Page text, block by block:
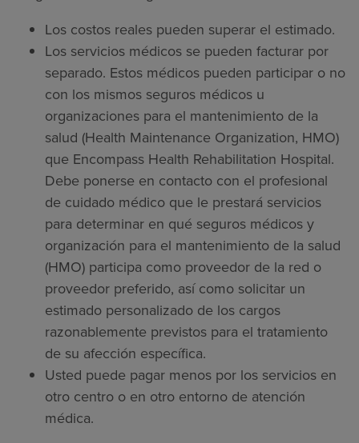
Los costos reales pueden superar el estimado.
Los servicios médicos se pueden facturar por
separado. Estos médicos pueden participar o no
con los mismos seguros médicos u
organizaciones para el mantenimiento de la
salud (Health Maintenance Organization, HMO)
que Encompass Health Rehabilitation Hospital.
Debe ponerse en contacto con el profesional
de cuidado médico que le prestará servicios
para determinar en qué seguros médicos y
organización para el mantenimiento de la salud
(HMO) participa como proveedor de la red o
proveedor preferido, así como solicitar un
estimado personalizado de los cargos
razonablemente previstos para el tratamiento
de su afección específica.
Usted puede pagar menos por los servicios en
otro centro o en otro entorno de atención
médica.